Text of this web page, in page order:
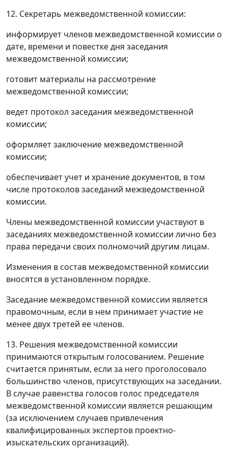
12. Секретарь межведомственной комиссии:
информирует членов межведомственной комиссии о
дате, времени и повестке дня заседания
межведомственной комиссии;
готовит материалы на рассмотрение
межведомственной комиссии;
ведет протокол заседания межведомственной
комиссии;
оформляет заключение межведомственной
комиссии;
обеспечивает учет и хранение документов, в том
числе протоколов заседаний межведомственной
комиссии.
Члены межведомственной комиссии участвуют в
заседаниях межведомственной комиссии лично без
права передачи своих полномочий другим лицам.
Изменения в состав межведомственной комиссии
вносятся в установленном порядке.
Заседание межведомственной комиссии является
правомочным, если в нем принимает участие не
менее двух третей ее членов.
13. Решения межведомственной комиссии
принимаются открытым голосованием. Решение
считается принятым, если за него проголосовало
большинство членов, присутствующих на заседании.
В случае равенства голосов голос председателя
межведомственной комиссии является решающим
(за исключением случаев привлечения
квалифицированных экспертов проектно-
изыскательских организаций).